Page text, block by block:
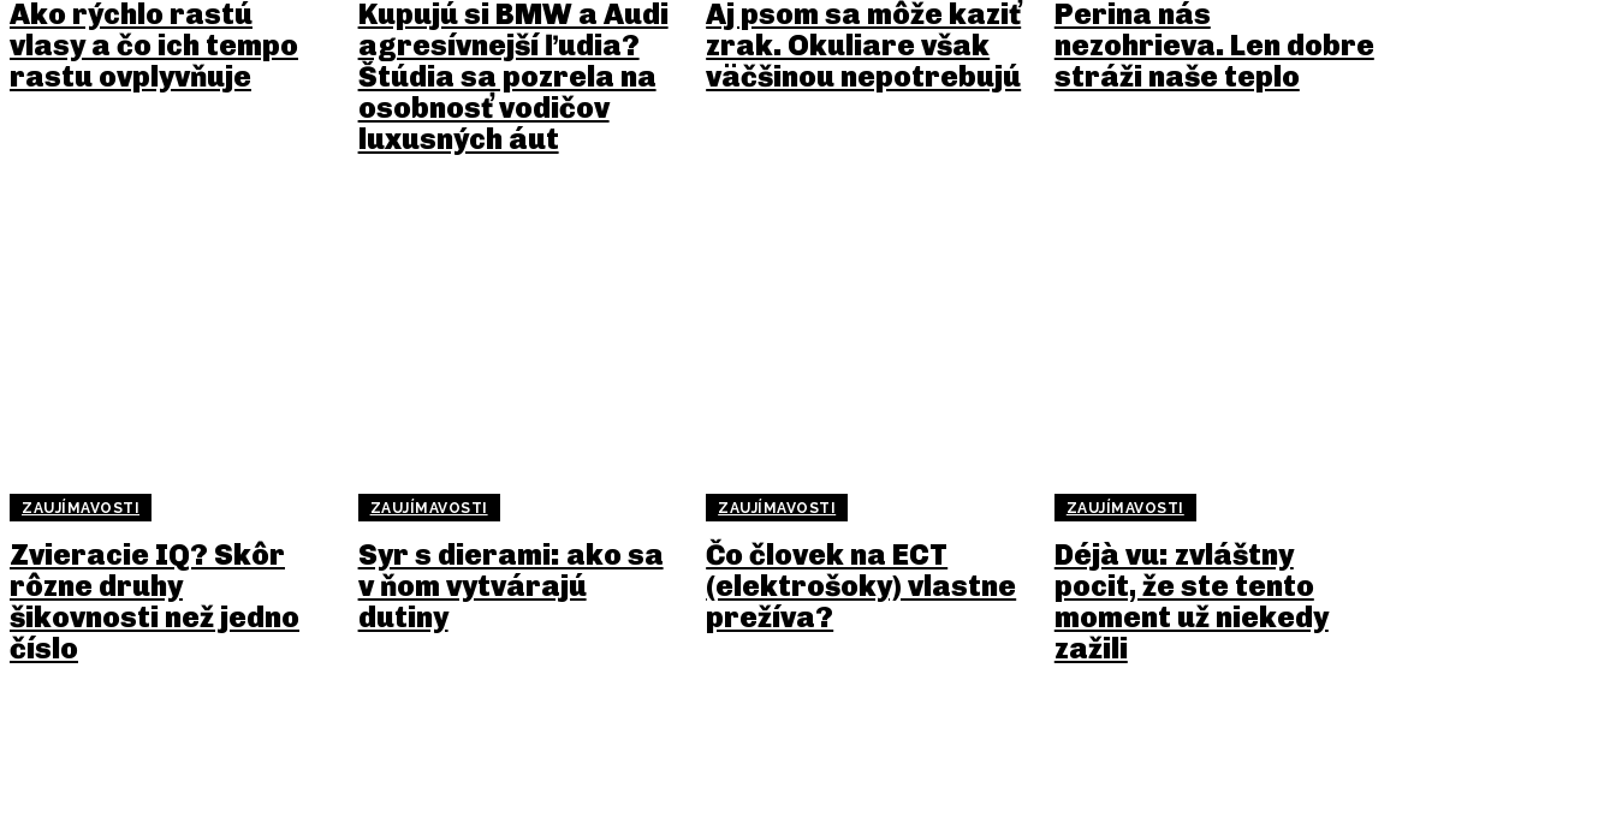
Ako rýchlo rastú
vlasy a čo ich tempo
rastu ovplyvňuje
Kupujú si BMW a Audi
agresívnejší ľudia?
Štúdia sa pozrela na
osobnosť vodičov
luxusných áut
Aj psom sa môže kaziť
zrak. Okuliare však
väčšinou nepotrebujú
Perina nás
nezohrieva. Len dobre
stráži naše teplo
ZAUJÍMAVOSTI
Zvieracie IQ? Skôr
rôzne druhy
šikovnosti než jedno
číslo
ZAUJÍMAVOSTI
Syr s dierami: ako sa
v ňom vytvárajú
dutiny
ZAUJÍMAVOSTI
Čo človek na ECT
(elektrošoky) vlastne
prežíva?
ZAUJÍMAVOSTI
Déjà vu: zvláštny
pocit, že ste tento
moment už niekedy
zažili